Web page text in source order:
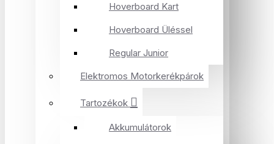
Hoverboard Kart
Hoverboard Üléssel
Regular Junior
Elektromos Motorkerékpárok
Tartozékok
Akkumulátorok